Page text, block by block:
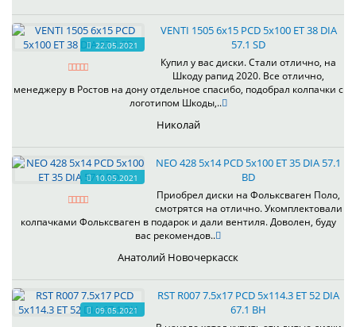
22.05.2021
VENTI 1505 6x15 PCD 5x100 ET 38 DIA
57.1 SD
Купил у вас диски. Стали отлично, на
Шкоду рапид 2020. Все отлично,
менеджеру в Ростов на дону отдельное спасибо, подобрал колпачки с
логотипом Шкоды,..
Николай
10.05.2021
NEO 428 5x14 PCD 5x100 ET 35 DIA 57.1
BD
Приобрел диски на Фольксваген Поло,
смотрятся на отлично. Укомплектовали
колпачками Фольксваген в подарок и дали вентиля. Доволен, буду
вас рекомендов..
Анатолий Новочеркасск
09.05.2021
RST R007 7.5x17 PCD 5x114.3 ET 52 DIA
67.1 BH